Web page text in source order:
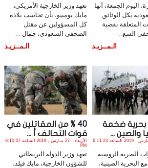
اليوم الجمعة، أنها
بكل الوثائق
المتعلقة بقضية
السع. .
الـمــزيـد
تعهد وزير الخارجية الأمريكي،
مايك بومبيو، بأن تحاسب بلاده
كل المسؤولين عن مقتل
الصحفي السعودي، جمال . .
الـمــزيـد
بحرية ضخمة
والصين ...
الأربعاء , 27 مـارس , 2019 الساعة 6:11:23
البحرية الروسية
البحرية الصينية،
40 % من المقاتلين في
قوات التحالف أ ...
الأربعاء , 27 مـارس , 2019 الساعة 6:10:07
PM
تعهد وزير الدولة البريطاني
للشؤون الخارجية، مايك فيلد،